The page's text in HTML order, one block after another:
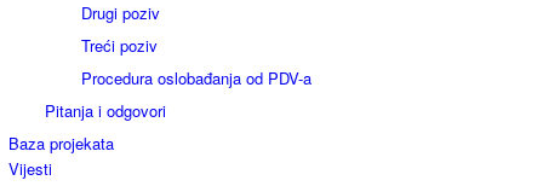
Drugi poziv
Treći poziv
Procedura oslobađanja od PDV-a
Pitanja i odgovori
Baza projekata
Vijesti